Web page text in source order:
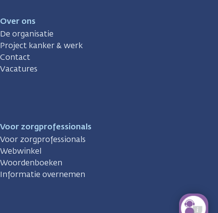
Over ons
De organisatie
Project kanker & werk
Contact
Vacatures
Voor zorgprofessionals
Voor zorgprofessionals
Webwinkel
Woordenboeken
Informatie overnemen